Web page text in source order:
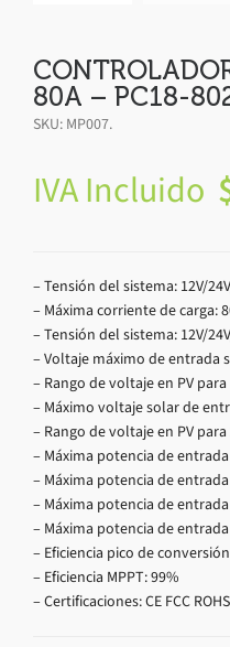
80A – PC18-
SKU: MP007.
IVA Incluido
– Tensión del sistema: 12V/
– Máxima corriente de carga:
– Tensión del sistema: 12V/
– Voltaje máximo de entrada
– Rango de voltaje en PV para
– Máximo voltaje solar de
– Rango de voltaje en PV para
– Máxima potencia de entrada
– Máxima potencia de entrada
– Máxima potencia de entrada
– Máxima potencia de entrada
– Eficiencia pico de
– Eficiencia MPPT: 99%
– Certificaciones: CE FCC